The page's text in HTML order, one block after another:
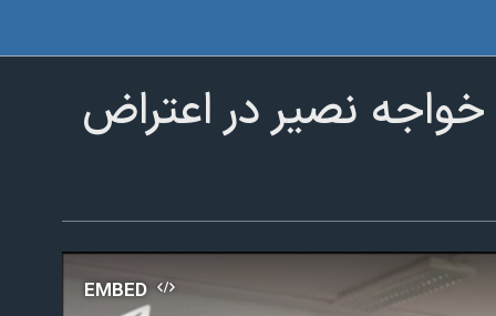
نصیر در اعتراض
EMBED